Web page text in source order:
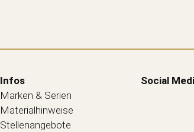
Infos
Marken & Serien
Materialhinweise
Stellenangebote
Social